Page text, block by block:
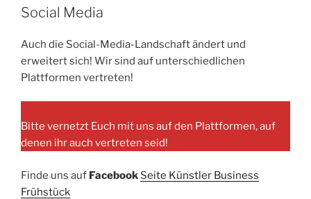
Social Media
Auch die Social-Media-Landschaft ändert und
erweitert sich! Wir sind auf unterschiedlichen
Plattformen vertreten!
Bitte vernetzt Euch mit uns auf den Plattformen, auf
denen ihr auch vertreten seid!
Finde uns auf Facebook​ Seite Künstler Business
Frühstück​